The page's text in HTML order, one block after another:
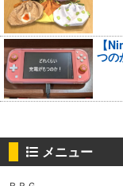
【
つの
メニュー